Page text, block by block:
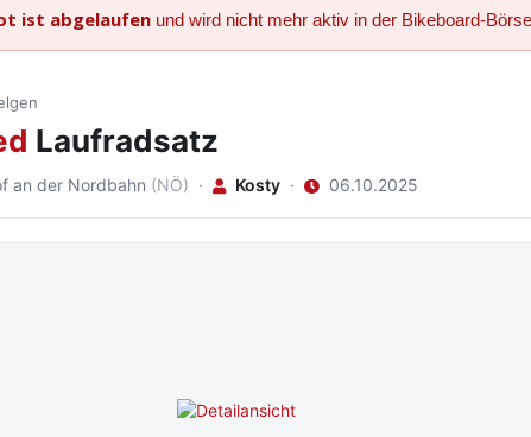
ist abgelaufen und wird nicht mehr aktiv in der Bikeboard-
Laufradsatz
an der Nordbahn (NÖ) · Kosty · 06.10.2025